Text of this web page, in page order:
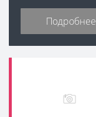
Подробнее